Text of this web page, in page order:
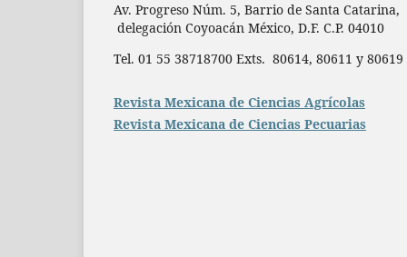
Av. Progreso Núm. 5, Barrio de Santa Catarina,
delegación Coyoacán México, D.F. C.P. 04010
Tel. 01 55 38718700 Exts. 80614, 80611 y
Revista Mexicana de Ciencias Agrícolas
Revista Mexicana de Ciencias Pecuarias